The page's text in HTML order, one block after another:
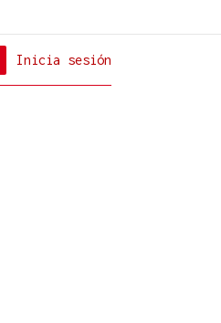
Inicia sesión